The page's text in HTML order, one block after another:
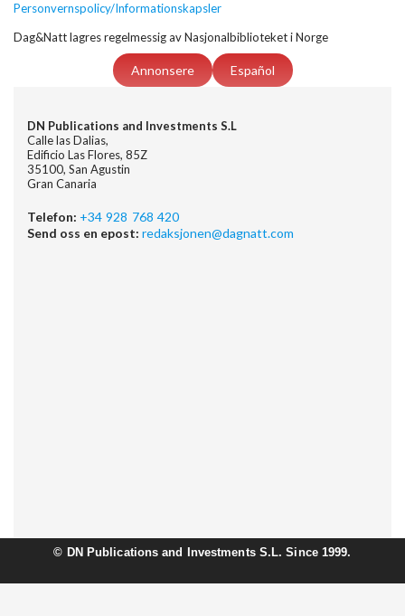
Personvernspolicy/Informationskapsler
Dag&Natt lagres regelmessig av Nasjonalbiblioteket i Norge
Annonsere Español
DN Publications and Investments S.L
Calle las Dalias,
Edificio Las Flores, 85Z
35100, San Agustin
Gran Canaria
Telefon: +34 928 768 420
Send oss en epost: redaksjonen@dagnatt.com
© DN Publications and Investments S.L. Since 1999.